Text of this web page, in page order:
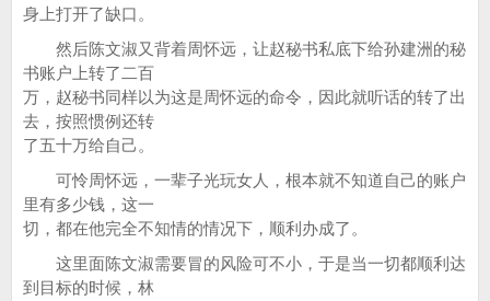
身上打开了缺口。
然后陈文淑又背着周怀远，让赵秘书私底下给孙建洲的秘
书账户上转了二百
万，赵秘书同样以为这是周怀远的命令，因此就听话的转了出
去，按照惯例还转
了五十万给自己。
可怜周怀远，一辈子光玩女人，根本就不知道自己的账户
里有多少钱，这一
切，都在他完全不知情的情况下，顺利办成了。
这里面陈文淑需要冒的风险可不小，于是当一切都顺利达
到目标的时候，林